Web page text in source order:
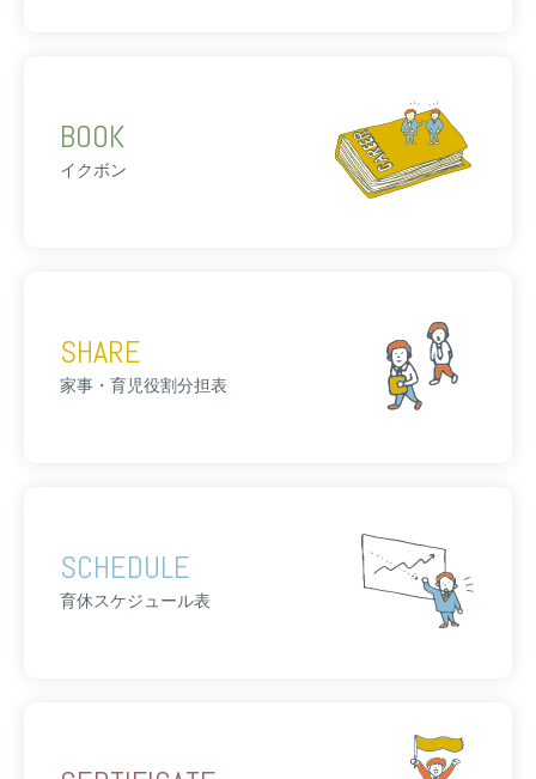
BOOK
イクボン
SHARE
家事・育児役割分担表
SCHEDULE
育休スケジュール表